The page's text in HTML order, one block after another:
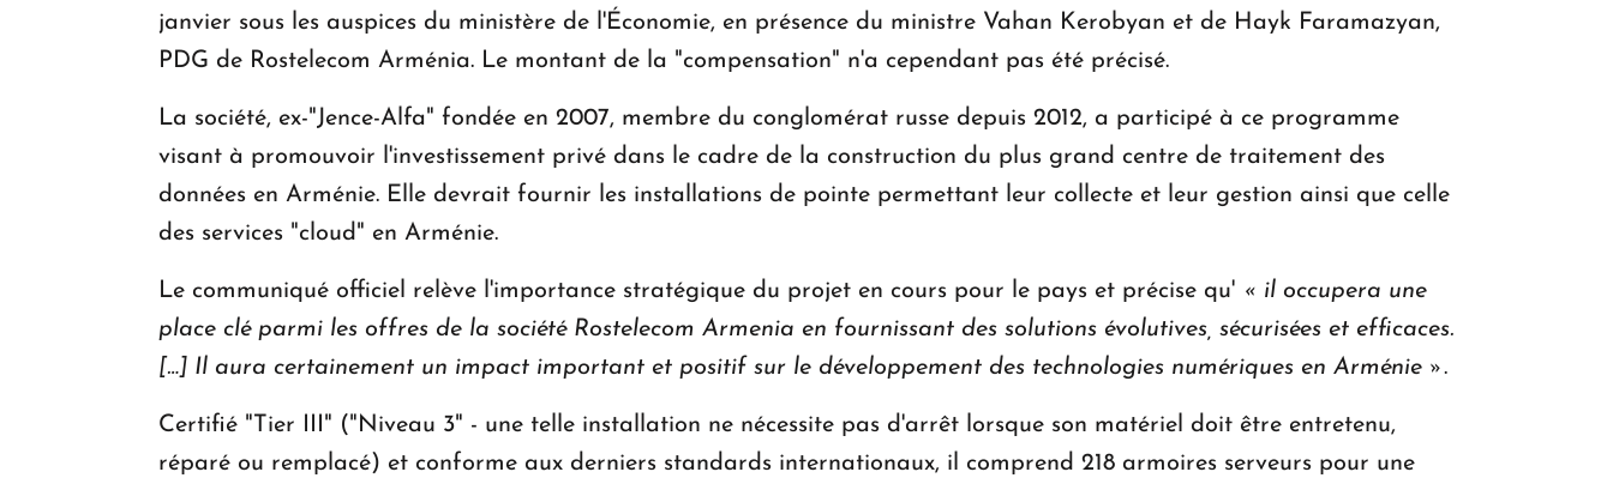
janvier sous les auspices du ministère de l'Économie, en présence du ministre Vahan Kerobyan et de Hayk Faramazyan,
PDG de Rostelecom Arménia. Le montant de la "compensation" n'a cependant pas été précisé.
La société, ex-"Jence-Alfa" fondée en 2007, membre du conglomérat russe depuis 2012, a participé à ce programme
visant à promouvoir l'investissement privé dans le cadre de la construction du plus grand centre de traitement des
données en Arménie. Elle devrait fournir les installations de pointe permettant leur collecte et leur gestion ainsi que celle
des services "cloud" en Arménie.
Le communiqué officiel relève l'importance stratégique du projet en cours pour le pays et précise qu' « il occupera une
place clé parmi les offres de la société Rostelecom Armenia en fournissant des solutions évolutives, sécurisées et efficaces.
[…] Il aura certainement un impact important et positif sur le développement des technologies numériques en Arménie ».
Certifié "Tier III" ("Niveau 3" - une telle installation ne nécessite pas d'arrêt lorsque son matériel doit être entretenu,
réparé ou remplacé) et conforme aux derniers standards internationaux, il comprend 218 armoires serveurs pour une